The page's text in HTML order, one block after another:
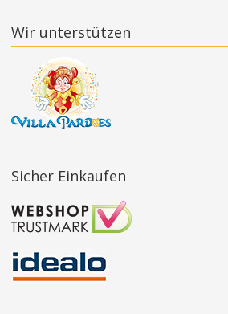
Wir unterstützen
Sicher Einkaufen